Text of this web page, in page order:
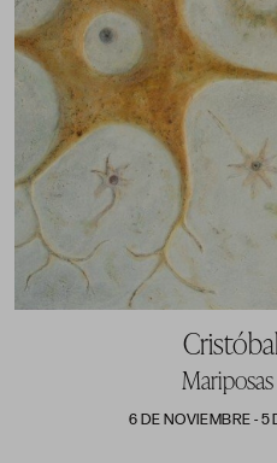
6 DE NOVIEMBRE - 5